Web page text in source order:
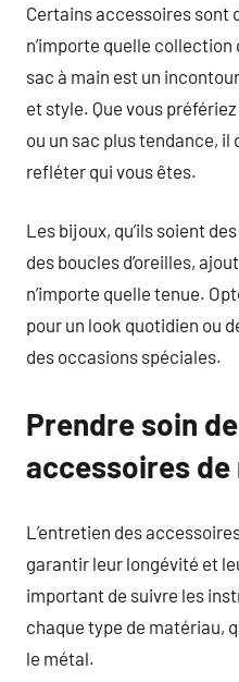
Certains accessoires sont
n’importe quelle
sac à main est un
et style. Que vous
ou un sac plus tendance,
refléter qui vous êtes.
Les bijoux, qu’ils soient
des boucles d’oreilles,
n’importe quelle tenue.
pour un look quotidien ou
des occasions spéciales.
Prendre soin
accessoires de
L’entretien des
garantir leur longévité et
important de suivre les
chaque type de matériau,
le métal.